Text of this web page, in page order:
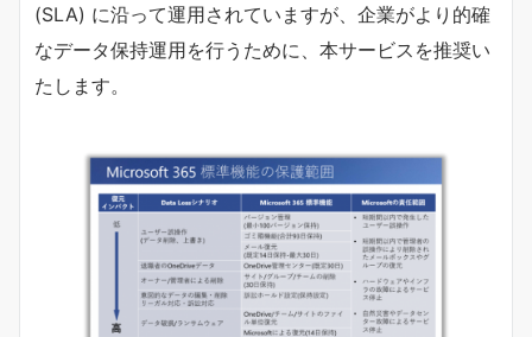
(SLA) に沿って運用されていますが、企業がより的確
なデータ保持運用を行うために、本サービスを推奨い
たします。